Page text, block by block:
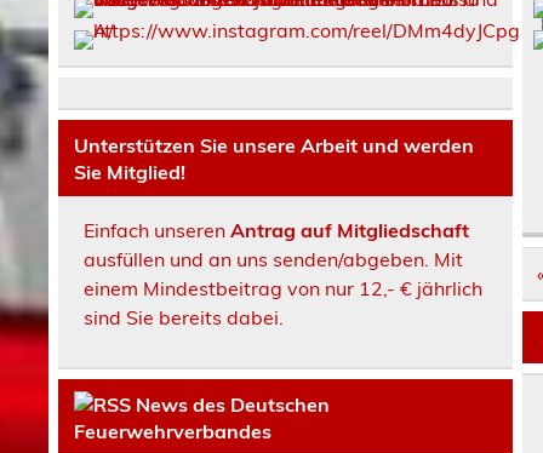
Unterstützen Sie unsere Arbeit und werden
Sie Mitglied!
Einfach unserenAntrag auf Mitgliedschaft
ausfüllen und an uns senden/abgeben. Mit
einem Mindestbeitrag von nur 12,- € jährlich
sind Sie bereits dabei.
News des Deutschen
Feuerwehrverbandes